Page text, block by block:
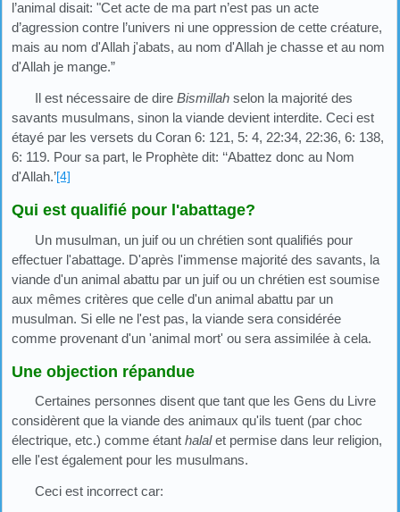
l’animal disait: "Cet acte de ma part n’est pas un acte
d’agression contre l’univers ni une oppression de cette créature,
mais au nom d'Allah j'abats, au nom d'Allah je chasse et au nom
d'Allah je mange.”
Il est nécessaire de direBismillahselon la majorité des
savants musulmans, sinon la viande devient interdite. Ceci est
étayé par les versets du Coran 6: 121, 5: 4, 22:34, 22:36, 6: 138,
6: 119. Pour sa part, le Prophète dit: ‘‘Abattez donc au Nom
d'Allah.’[4]
Qui est qualifié pour l'abattage?
Un musulman, un juif ou un chrétien sont qualifiés pour
effectuer l'abattage. D'après l'immense majorité des savants, la
viande d'un animal abattu par un juif ou un chrétien est soumise
aux mêmes critères que celle d'un animal abattu par un
musulman. Si elle ne l'est pas, la viande sera considérée
comme provenant d'un 'animal mort' ou sera assimilée à cela.
Une objection répandue
Certaines personnes disent que tant que les Gens du Livre
considèrent que la viande des animaux qu'ils tuent (par choc
électrique, etc.) comme étant halalet permise dans leur religion,
elle l'est également pour les musulmans.
Ceci est incorrect car: